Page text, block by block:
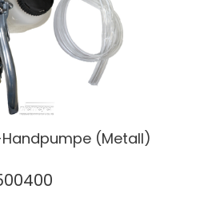
(Metall)